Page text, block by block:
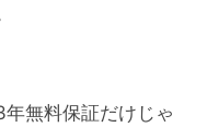
無料保証だけじゃ